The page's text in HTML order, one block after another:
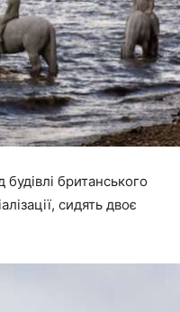
британського
сидять двоє